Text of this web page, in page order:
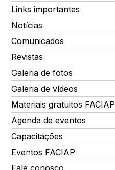
Links importantes
Notícias
Comunicados
Revistas
Galeria de fotos
Galeria de vídeos
Materiais gratuitos FACIAP
Agenda de eventos
Capacitações
Eventos FACIAP
Fale conosco